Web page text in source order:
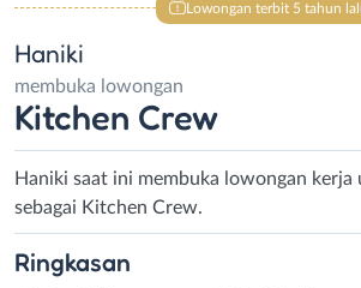
Lowongan terbit 5 tahun
Haniki
membuka lowongan
Kitchen Crew
Haniki saat ini membuka lowongan kerja
sebagai Kitchen Crew.
Ringkasan